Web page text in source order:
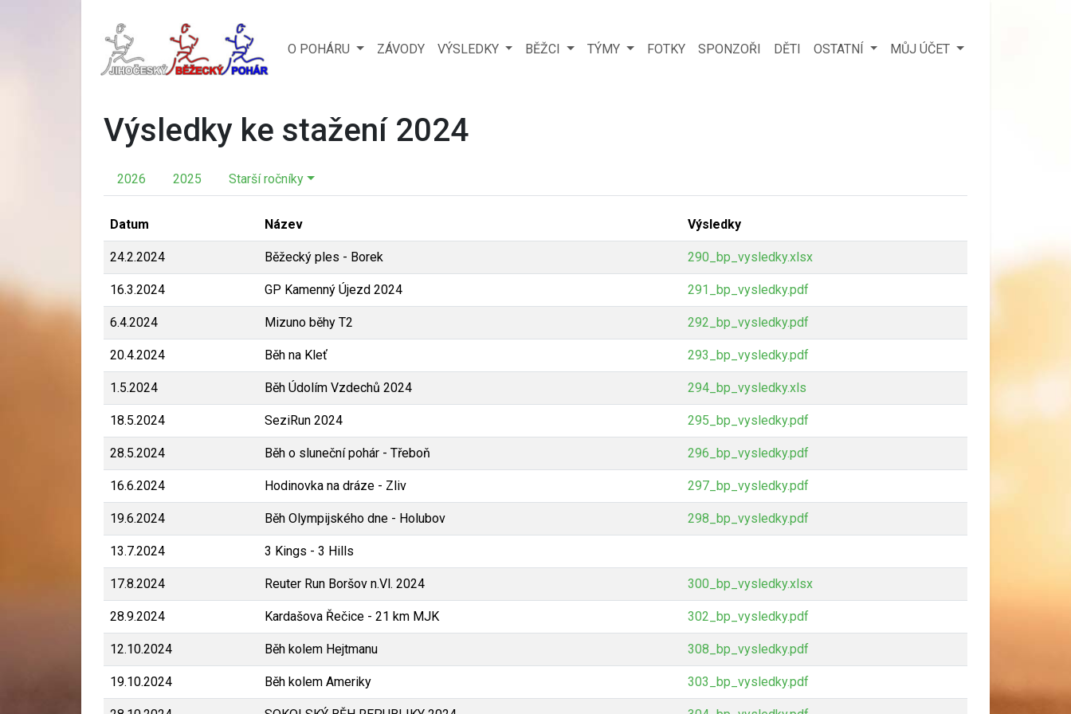
O POHÁRU ZÁVODY VÝSLEDKY BĚŽCI TÝMY FOTKY SPONZOŘI DĚTI OSTATNÍ MŮJ ÚČET
Výsledky ke stažení 2024
2026 2025 Starší ročníky
Datum Název Výsledky
24.2.2024 Běžecký ples - Borek 290_bp_vysledky.xlsx
16.3.2024 GP Kamenný Újezd 2024 291_bp_vysledky.pdf
6.4.2024 Mizuno běhy T2 292_bp_vysledky.pdf
20.4.2024 Běh na Kleť 293_bp_vysledky.pdf
1.5.2024 Běh Údolím Vzdechů 2024 294_bp_vysledky.xls
18.5.2024 SeziRun 2024 295_bp_vysledky.pdf
28.5.2024 Běh o sluneční pohár - Třeboň 296_bp_vysledky.pdf
16.6.2024 Hodinovka na dráze - Zliv 297_bp_vysledky.pdf
19.6.2024 Běh Olympijského dne - Holubov 298_bp_vysledky.pdf
13.7.2024 3 Kings - 3 Hills
17.8.2024 Reuter Run Boršov n.Vl. 2024 300_bp_vysledky.xlsx
28.9.2024 Kardašova Řečice - 21 km MJK 302_bp_vysledky.pdf
12.10.2024 Běh kolem Hejtmanu 308_bp_vysledky.pdf
19.10.2024 Běh kolem Ameriky 303_bp_vysledky.pdf